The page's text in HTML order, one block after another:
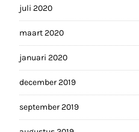
juli 2020
maart 2020
januari 2020
december 2019
september 2019